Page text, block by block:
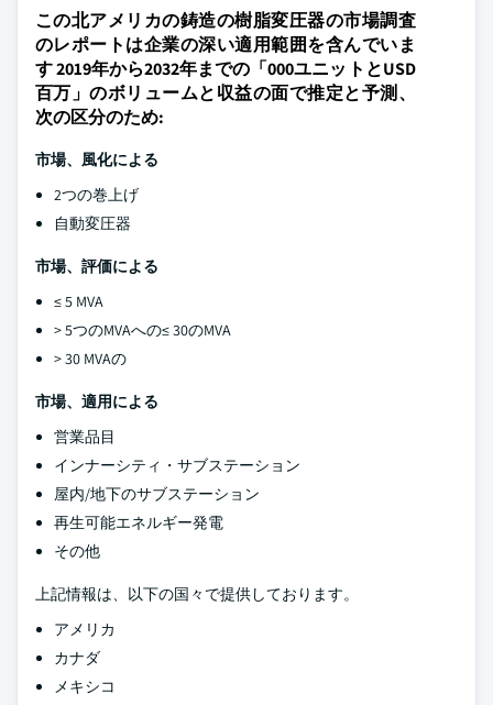
この北アメリカの鋳造の樹脂変圧器の市場調査
のレポートは企業の深い適用範囲を含んでいま
す 2019年から2032年までの「000ユニットとUSD
百万」のボリュームと収益の面で推定と予測、
次の区分のため:
市場、風化による
2つの巻上げ
自動変圧器
市場、評価による
≤ 5 MVA
> 5つのMVAへの≤ 30のMVA
> 30 MVAの
市場、適用による
営業品目
インナーシティ・サブステーション
屋内/地下のサブステーション
再生可能エネルギー発電
その他
上記情報は、以下の国々で提供しております。
アメリカ
カナダ
メキシコ